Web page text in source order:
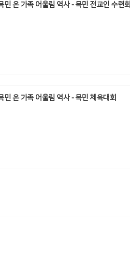
민 온 가족 어울림 역사 - 목민 전교인 수련회
민 온 가족 어울림 역사 - 목민 체육대회